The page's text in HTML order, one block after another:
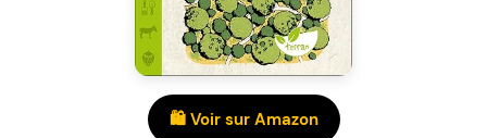
🛍️ Voir sur Amazon